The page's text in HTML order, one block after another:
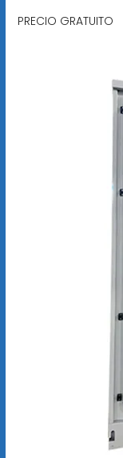
PRECIO GRATUITO